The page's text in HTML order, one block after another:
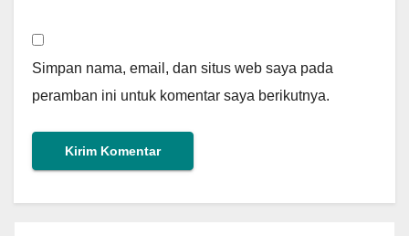
Simpan nama, email, dan situs web saya pada
peramban ini untuk komentar saya berikutnya.